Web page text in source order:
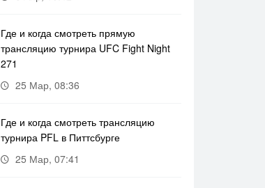
Где и когда смотреть прямую
трансляцию турнира UFC Fight Night
271
25 Мар, 08:36
Где и когда смотреть трансляцию
турнира PFL в Питтсбурге
25 Мар, 07:41